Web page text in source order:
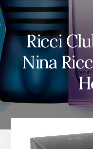
Ricci
Nina